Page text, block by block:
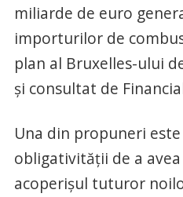
miliarde de euro
importurilor de
plan al Bruxelles-ului
şi consultat de
Una din propuneri
obligativităţii de a
acoperişul tuturor